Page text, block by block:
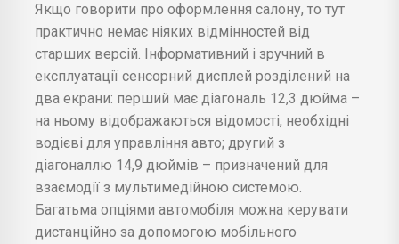
Якщо говорити про оформлення салону, то тут
практично немає ніяких відмінностей від
старших версій. Інформативний і зручний в
експлуатації сенсорний дисплей розділений на
два екрани: перший має діагональ 12,3 дюйма –
на ньому відображаються відомості, необхідні
водієві для управління авто; другий з
діагоналлю 14,9 дюймів – призначений для
взаємодії з мультимедійною системою.
Багатьма опціями автомобіля можна керувати
дистанційно за допомогою мобільного